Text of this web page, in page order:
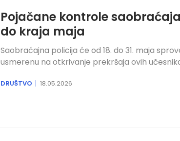
Pojačane kontrole
do kraja maja
Saobraćajna policija će od 18. do 31. maja
usmerenu na otkrivanje prekršaja ovih
DRUŠTVO 18.05.2026